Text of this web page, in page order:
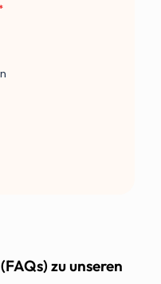
*
zu unseren